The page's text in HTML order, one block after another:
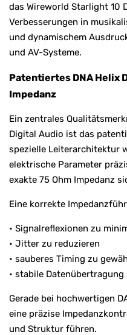
das Wireworld Starlight 10
Verbesserungen in
und dynamischem
und AV-Systeme.
Patentiertes DNA Helix
Impedanz
Ein zentrales
Digital Audio ist das
spezielle Leiterarchitektur
elektrische Parameter
exakte 75 Ohm Impedanz
Eine korrekte
• Signalreflexionen zu
• Jitter zu reduzieren
• sauberes Timing zu
• stabile
Gerade bei hochwertigen
eine präzise
und Struktur führen.